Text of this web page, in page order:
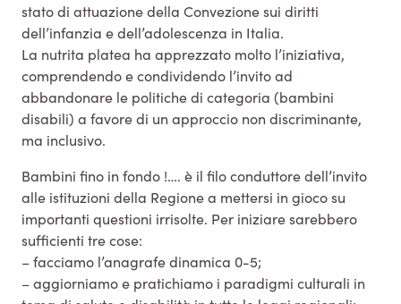
stato di attuazione della Convezione sui diritti
dell’infanzia e dell’adolescenza in Italia.
La nutrita platea ha apprezzato molto l’iniziativa,
comprendendo e condividendo l’invito ad
abbandonare le politiche di categoria (bambini
disabili) a favore di un approccio non discriminante,
ma inclusivo.
Bambini fino in fondo !…. è il filo conduttore dell’invito
alle istituzioni della Regione a mettersi in gioco su
importanti questioni irrisolte. Per iniziare sarebbero
sufficienti tre cose:
– facciamo l’anagrafe dinamica 0-5;
– aggiorniamo e pratichiamo i paradigmi culturali in